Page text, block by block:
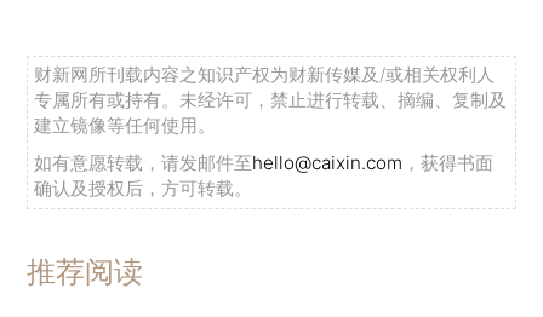
财新网所刊载内容之知识产权为财新传媒及/或相关权利人
专属所有或持有。未经许可，禁止进行转载、摘编、复制及
建立镜像等任何使用。
如有意愿转载，请发邮件至hello@caixin.com ，获得书面
确认及授权后，方可转载。
推荐阅读